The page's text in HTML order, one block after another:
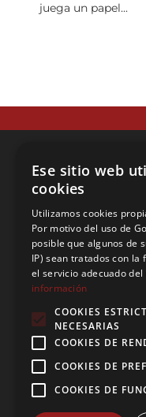
juega un papel...
Guias de la
Preguntas
Blog de IEA
Agencias de
Ese sitio web
cookies
Utilizamos cookies
Por motivo del uso de
posible que algunos de
IP) sean tratados con la
el servicio adecuado del
información
COOKIES
NECESARIAS
COOKIES DE
COOKIES DE
COOKIES DE